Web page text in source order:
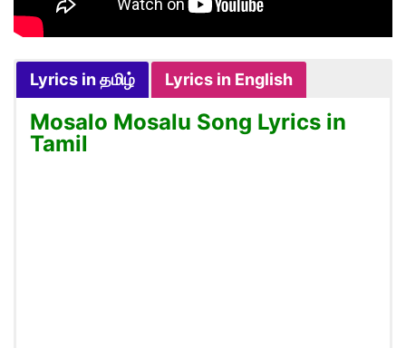
Lyrics in தமிழ் Lyrics in English
Mosalo Mosalu Song Lyrics in
Tamil